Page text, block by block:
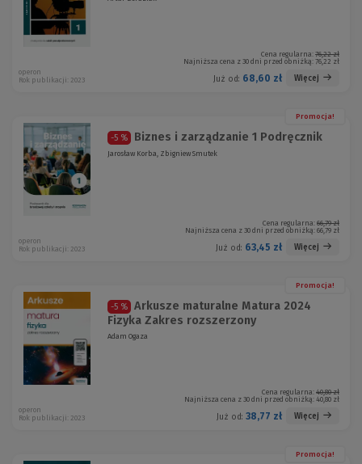
Cena regularna: 76,22 zł
Najniższa cena z 30 dni przed obniżką: 76,22 zł
Już od: 68,60 zł Więcej
operon
Rok publikacji: 2023
Promocja!
-5 % Biznes i zarządzanie 1 Podręcznik
Jarosław Korba, Zbigniew Smutek
Cena regularna: 66,79 zł
Najniższa cena z 30 dni przed obniżką: 66,79 zł
Już od: 63,45 zł Więcej
operon
Rok publikacji: 2023
Promocja!
-5 %
Arkusze maturalne Matura 2024
Fizyka Zakres rozszerzony
Adam Ogaza
Cena regularna: 40,80 zł
Najniższa cena z 30 dni przed obniżką: 40,80 zł
Już od: 38,77 zł Więcej
operon
Rok publikacji: 2023
Promocja!